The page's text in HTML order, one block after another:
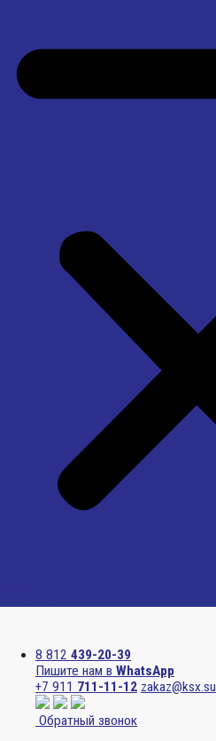
8 812 439-20-39
Пишите нам в WhatsApp
+7 911 711-11-12 zakaz@ksx.su
Обратный звонок